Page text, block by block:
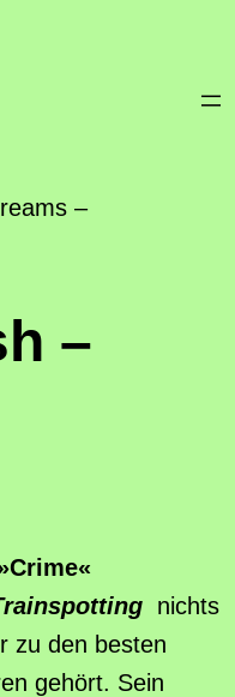
–
–
nichts
zu den besten
gehört. Sein